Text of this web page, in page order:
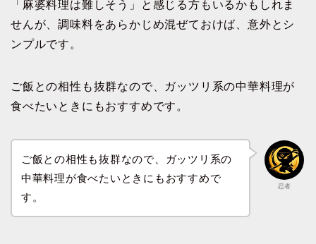
「麻婆料理は難しそう」と感じる方もいるかもしれま
せんが、調味料をあらかじめ混ぜておけば、意外とシ
ンプルです。
ご飯との相性も抜群なので、ガッツリ系の中華料理が
食べたいときにもおすすめです。
忍者
ご飯との相性も抜群なので、ガッツリ系の
中華料理が食べたいときにもおすすめで
す。